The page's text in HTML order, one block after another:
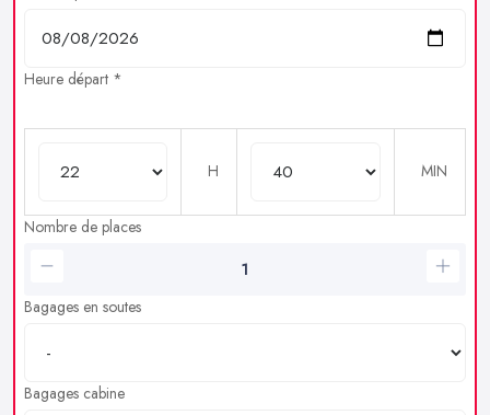
Heure départ *
H MIN
Nombre de places
Bagages en soutes
Bagages cabine